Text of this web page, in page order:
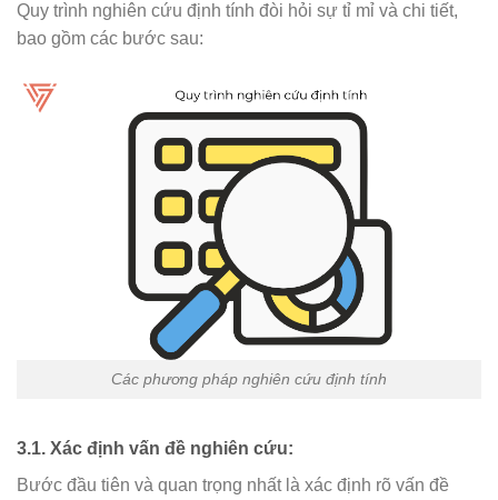
Quy trình nghiên cứu định tính đòi hỏi sự tỉ mỉ và chi tiết,
bao gồm các bước sau:
Các phương pháp nghiên cứu định tính
3.1. Xác định vấn đề nghiên cứu:
Bước đầu tiên và quan trọng nhất là xác định rõ vấn đề